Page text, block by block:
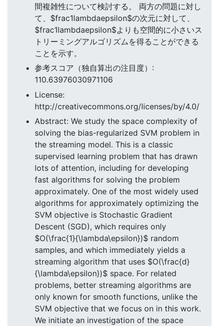
間複雑性について検討する。 両方の問題に対し
て、$frac1lambdaepsilon$の次元に対して、
$frac1lambdaepsilon$よりも空間的に小さいス
トリーミングアルゴリズムを得ることができる
ことを示す。
参考スコア（独自算出の注目度）:
110.63976030971106
License:
http://creativecommons.org/licenses/by/4.0/
Abstract: We study the space complexity of
solving the bias-regularized SVM problem in
the streaming model. This is a classic
supervised learning problem that has drawn
lots of attention, including for developing
fast algorithms for solving the problem
approximately. One of the most widely used
algorithms for approximately optimizing the
SVM objective is Stochastic Gradient
Descent (SGD), which requires only
$O(\frac{1}{\lambda\epsilon})$ random
samples, and which immediately yields a
streaming algorithm that uses $O(\frac{d}
{\lambda\epsilon})$ space. For related
problems, better streaming algorithms are
only known for smooth functions, unlike the
SVM objective that we focus on in this work.
We initiate an investigation of the space